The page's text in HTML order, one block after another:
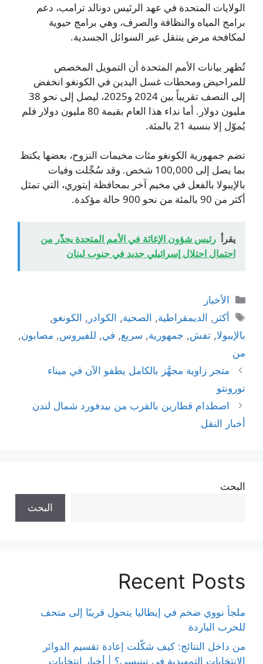
الولايات المتحدة في عهد الرئيس دونالد ترامب، دعم
برامج المياه والنظافة والصرف، وهي برامج حيوية
لمكافحة مرض ينتقل عبر السوائل الجسدية.
تُظهر بيانات الأمم المتحدة أن التمويل المخصص
للمراحيض ومحطات غسل اليدين في الكونغو انخفض
إلى النصف تقريباً بين 2024 و2025، ليصل إلى نحو 38
مليون دولار. أما نداء هذا العام بقيمة 80 مليون دولار فلم
يُموّل إلا بنسبة 21 بالمئة.
تضم جمهورية الكونغو مئات مخيمات النزوح، بعضها يكتظ
بما يصل إلى 100,000 شخص. وقد سُجِّلت وفيات
بالإيبولا بالفعل في مخيم آخر بمحافظة إيتوري، التي تمثل
أكثر من 90 بالمئة من نحو 900 حالة مؤكدة.
يقرأ رئيس شؤون الإغاثة في الأمم المتحدة يحذّر من
احتمال احتلال إسرائيلي جديد في جنوب لبنان
التصنيفات
الأخبار
الوسوم
أكثر , الديمقراطية, الصحية, الكوادر , الكونغو,
بالإيبولا, تفش, جمهورية, سريع, في, للفيروس, مصابون,
من
متجر زاوية مجهَّز بالكامل يطفو الآن في ميناء
تورونتو
اصطدام قطارين بالقرب من بيدفورد شمال لندن
أخبار النقل
البحث
البحث
Recent Posts
ملجأ نووي ضخم في إيطاليا يتحول قريبًا إلى متحف
للحرب الباردة
من داخل النتائج: كيف شكّلت إعادة تقسيم الدوائر
الانتخابات التمهيدية في تينيسي؟ | أخبار انتخابات